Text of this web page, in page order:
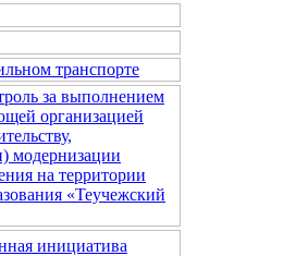
транспорте
за выполнением
организацией
модернизации
на территории
«Теучежский
инициатива